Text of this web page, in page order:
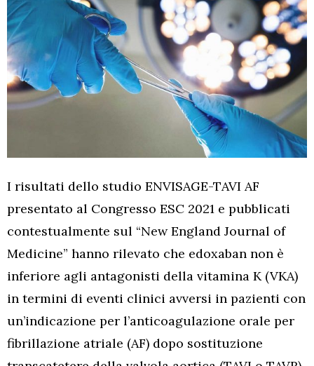
I risultati dello studio ENVISAGE-TAVI AF
presentato al Congresso ESC 2021 e pubblicati
contestualmente sul “New England Journal of
Medicine” hanno rilevato che edoxaban non è
inferiore agli antagonisti della vitamina K (VKA)
in termini di eventi clinici avversi in pazienti con
un’indicazione per l’anticoagulazione orale per
fibrillazione atriale (AF) dopo sostituzione